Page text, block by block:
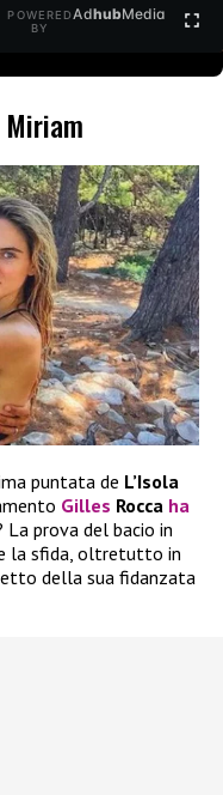
POWERED
BY
AdhubMedia
puntata de L’Isola
Gilles Rocca ha
prova del bacio in
la sfida, oltretutto in
della sua fidanzata